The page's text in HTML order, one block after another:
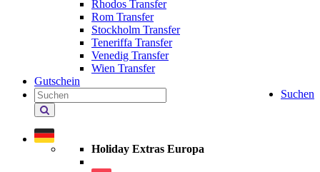
Rhodos Transfer
Rom Transfer
Stockholm Transfer
Teneriffa Transfer
Venedig Transfer
Wien Transfer
Gutschein
Suchen
Holiday
Extras
durchsuchen
Holiday Extras Europa